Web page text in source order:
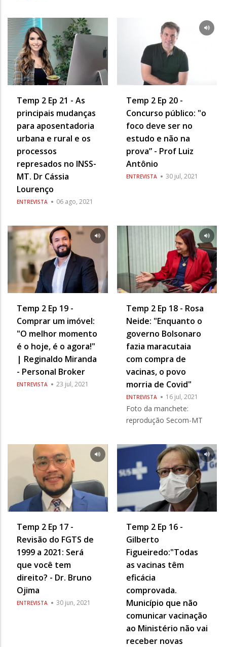
Temp 2 Ep 21 - As
principais mudanças
para aposentadoria
urbana e rural e os
processos
represados no INSS-
MT. Dr Cássia
Lourenço
ENTREVISTA 06 ago, 2021
Temp 2 Ep 20 -
Concurso público: "o
foco deve ser no
estudo e não na
prova” - Prof Luiz
Antônio
ENTREVISTA 30 jul, 2021
Temp 2 Ep 19 -
Comprar um imóvel:
"O melhor momento
é o hoje, é o agora!"
| Reginaldo Miranda
- Personal Broker
ENTREVISTA 23 jul, 2021
Temp 2 Ep 18 - Rosa
Neide: "Enquanto o
governo Bolsonaro
fazia maracutaia
com compra de
vacinas, o povo
morria de Covid"
ENTREVISTA 16 jul, 2021
Foto da manchete:
reprodução Secom-MT
Temp 2 Ep 17 -
Revisão do FGTS de
1999 a 2021: Será
que você tem
direito? - Dr. Bruno
Ojima
ENTREVISTA 30 jun, 2021
Temp 2 Ep 16 -
Gilberto
Figueiredo:"Todas
as vacinas têm
eficácia
comprovada.
Município que não
comunicar vacinação
ao Ministério não vai
receber novas